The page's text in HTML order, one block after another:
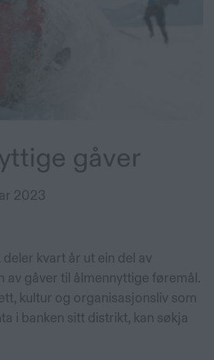
gåver
2023
kvart år ut ein del av
av gåver til ålmennyttige føremål.
kultur og organisasjonsliv som
i banken sitt distrikt, kan søkja